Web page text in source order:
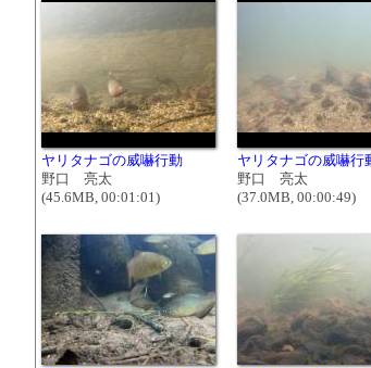
ヤリタナゴの威嚇行動
野口 亮太
(45.6MB, 00:01:01)
ヤリタナゴの威嚇行
野口 亮太
(37.0MB, 00:00:49)